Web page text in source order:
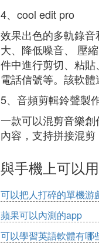
4、cool edit pro
效果出色的多軌錄
大、降低噪音、 壓
件中進行剪切、粘貼
電話信號等。該軟體
5、音頻剪輯鈴聲製
一款可以混剪音樂
內容，支持拼接混剪
與手機上可以
可以把人打碎的單機游
蘋果可以內測的app
可以學習英語軟體有哪